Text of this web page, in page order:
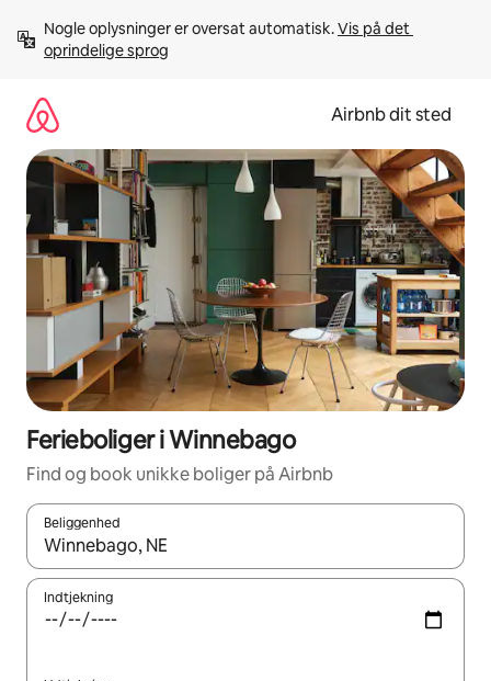
videre
Nogle oplysninger er oversat automatisk. Vis på det
oprindelige sprog
Airbnb dit sted
Ferieboliger i Winnebago
Find og book unikke boliger på Airbnb
Beliggenhed
Når resultaterne er tilgængelige, skal du navigere med
Indtjekning